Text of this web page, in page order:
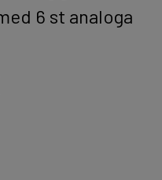
6 st analoga